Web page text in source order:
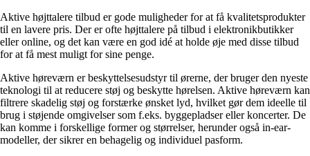
Aktive højttalere tilbud er gode muligheder for at få kvalitetsprodukter
til en lavere pris. Der er ofte højttalere på tilbud i elektronikbutikker
eller online, og det kan være en god idé at holde øje med disse tilbud
for at få mest muligt for sine penge.
Aktive høreværn er beskyttelsesudstyr til ørerne, der bruger den nyeste
teknologi til at reducere støj og beskytte hørelsen. Aktive høreværn kan
filtrere skadelig støj og forstærke ønsket lyd, hvilket gør dem ideelle til
brug i støjende omgivelser som f.eks. byggepladser eller koncerter. De
kan komme i forskellige former og størrelser, herunder også in-ear-
modeller, der sikrer en behagelig og individuel pasform.